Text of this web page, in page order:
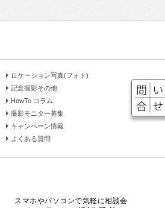
ロケーション写真(フォト)
記念撮影その他
HowTo コラム
撮影モニター募集
キャンペーン情報
よくある質問
スマホやパソコンで気軽に相談会